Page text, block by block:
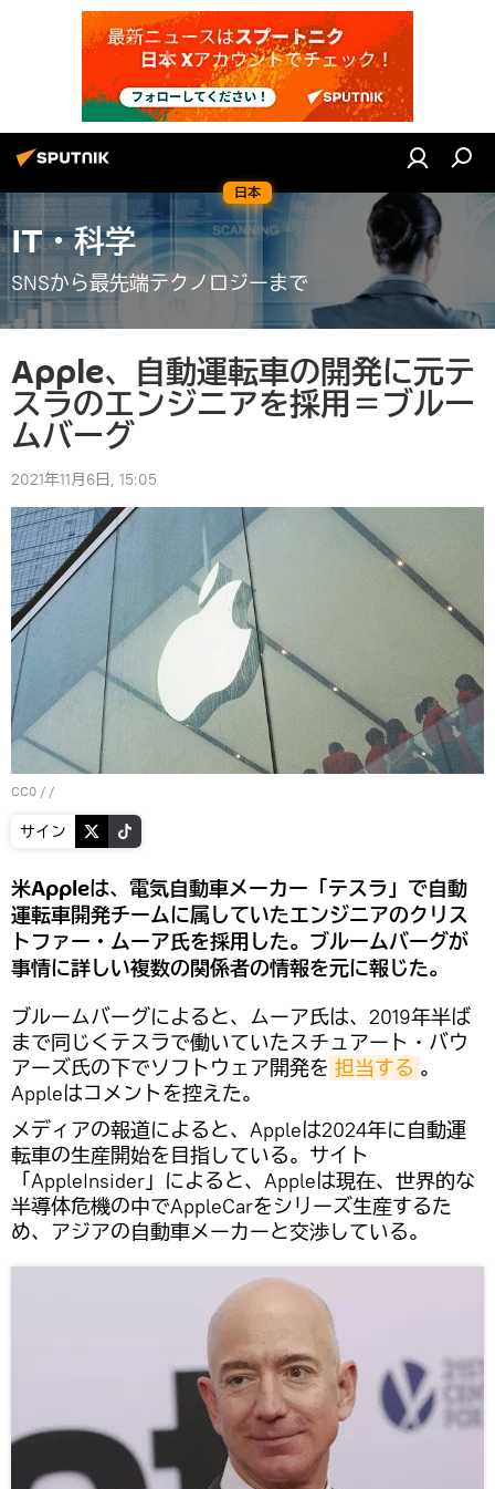
日本
IT・科学
SNSから最先端テクノロジーまで
Apple、自動運転車の開発に元テ
スラのエンジニアを採用＝ブルー
ムバーグ
2021年11月6日, 15:05
CC0 / /
サイン
米Appleは、電気自動車メーカー「テスラ」で自動
運転車開発チームに属していたエンジニアのクリス
トファー・ムーア氏を採用した。ブルームバーグが
事情に詳しい複数の関係者の情報を元に報じた。
ブルームバーグによると、ムーア氏は、2019年半ば
まで同じくテスラで働いていたスチュアート・バウ
アーズ氏の下でソフトウェア開発を 担当する 。
Appleはコメントを控えた。
メディアの報道によると、Appleは2024年に自動運
転車の生産開始を目指している。サイト
「AppleInsider」によると、Appleは現在、世界的な
半導体危機の中でAppleCarをシリーズ生産するた
め、アジアの自動車メーカーと交渉している。